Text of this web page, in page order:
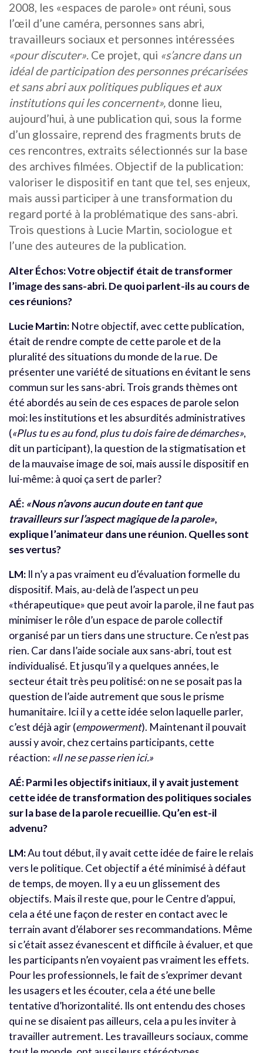
2008, les «espaces de parole» ont réuni, sous
l’œil d’une caméra, personnes sans abri,
travailleurs sociaux et personnes intéressées
«pour discuter». Ce projet, qui «s’ancre dans un
idéal de participation des personnes précarisées
et sans abri aux politiques publiques et aux
institutions qui les concernent», donne lieu,
aujourd’hui, à une publication qui, sous la forme
d’un glossaire, reprend des fragments bruts de
ces rencontres, extraits sélectionnés sur la base
des archives filmées. Objectif de la publication:
valoriser le dispositif en tant que tel, ses enjeux,
mais aussi participer à une transformation du
regard porté à la problématique des sans-abri.
Trois questions à Lucie Martin, sociologue et
l’une des auteures de la publication.
Alter Échos: Votre objectif était de transformer
l’image des sans-abri. De quoi parlent-ils au cours de
ces réunions?
Lucie Martin: Notre objectif, avec cette publication,
était de rendre compte de cette parole et de la
pluralité des situations du monde de la rue. De
présenter une variété de situations en évitant le sens
commun sur les sans-abri. Trois grands thèmes ont
été abordés au sein de ces espaces de parole selon
moi: les institutions et les absurdités administratives
(«Plus tu es au fond, plus tu dois faire de démarches»,
dit un participant), la question de la stigmatisation et
de la mauvaise image de soi, mais aussi le dispositif en
lui-même: à quoi ça sert de parler?
AÉ: «Nous n’avons aucun doute en tant que
travailleurs sur l’aspect magique de la parole»,
explique l’animateur dans une réunion. Quelles sont
ses vertus?
LM: Il n’y a pas vraiment eu d’évaluation formelle du
dispositif. Mais, au-delà de l’aspect un peu
«thérapeutique» que peut avoir la parole, il ne faut pas
minimiser le rôle d’un espace de parole collectif
organisé par un tiers dans une structure. Ce n’est pas
rien. Car dans l’aide sociale aux sans-abri, tout est
individualisé. Et jusqu’il y a quelques années, le
secteur était très peu politisé: on ne se posait pas la
question de l’aide autrement que sous le prisme
humanitaire. Ici il y a cette idée selon laquelle parler,
c’est déjà agir (empowerment). Maintenant il pouvait
aussi y avoir, chez certains participants, cette
réaction: «Il ne se passe rien ici.»
AÉ: Parmi les objectifs initiaux, il y avait justement
cette idée de transformation des politiques sociales
sur la base de la parole recueillie. Qu’en est-il
advenu?
LM:Au tout début, il y avait cette idée de faire le relais
vers le politique. Cet objectif a été minimisé à défaut
de temps, de moyen. Il y a eu un glissement des
objectifs. Mais il reste que, pour le Centre d’appui,
cela a été une façon de rester en contact avec le
terrain avant d’élaborer ses recommandations. Même
si c’était assez évanescent et difficile à évaluer, et que
les participants n’en voyaient pas vraiment les effets.
Pour les professionnels, le fait de s’exprimer devant
les usagers et les écouter, cela a été une belle
tentative d’horizontalité. Ils ont entendu des choses
qui ne se disaient pas ailleurs, cela a pu les inviter à
travailler autrement. Les travailleurs sociaux, comme